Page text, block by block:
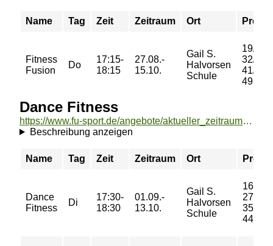
Name Tag Zeit Zeitraum Ort Preis
Fitness
Fusion
Do
17:15-
18:15
27.08.-
15.10.
Gail S.
Halvorsen
Schule
19/
32/
41/
49 €
Dance Fitness
https://www.fu-sport.de/angebote/aktueller_zeitraum/_Dance_Fitness.html
Beschreibung anzeigen
Name Tag Zeit Zeitraum Ort Preis
Dance
Fitness
Di
17:30-
18:30
01.09.-
13.10.
Gail S.
Halvorsen
Schule
16/
27/
35/
44 €